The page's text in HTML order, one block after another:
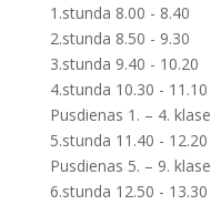
1.stunda 8.00 - 8.40
2.stunda 8.50 - 9.30
3.stunda 9.40 - 10.20
4.stunda 10.30 - 11.10
Pusdienas 1. – 4. klase
5.stunda 11.40 - 12.20
Pusdienas 5. – 9. klase
6.stunda 12.50 - 13.30